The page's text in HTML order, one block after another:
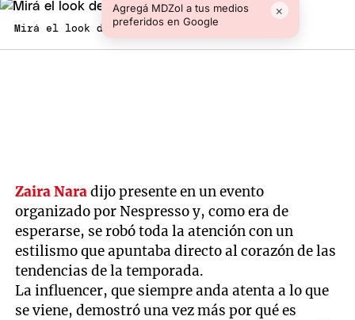
Agregá MDZol a tus medios
preferidos en Google
×
Mirá el look de Zaira Nara.
Zaira Naradijo presente en un evento
organizado por Nespresso y, como era de
esperarse, se robó toda la atención con un
estilismo que apuntaba directo al corazón de las
tendencias de la temporada.
La influencer, que siempre anda atenta a lo que
se viene, demostró una vez más por qué es